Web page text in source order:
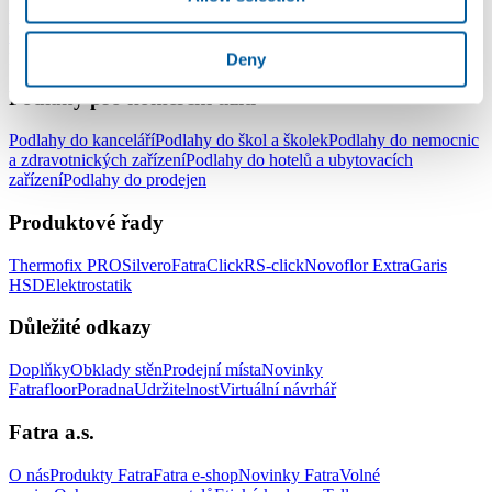
Deny
Podlahy do celé domácnosti
Podlahy
do ložnicePodlahy do kuchyněPodlahy do koupelnyPodlahy do
Podlahy do dětského pokoje
Podlahy pro komerční užití
Podlahy do kanceláříPodlahy do škol a školekPodlahy do nemocnic
a zdravotnických zařízeníPodlahy do hotelů a ubytovacích
zařízeníPodlahy do prodejen
Produktové řady
Thermofix PROSilveroFatraClickRS-clickNovoflor ExtraGaris
HSDElektrostatik
Důležité odkazy
DoplňkyObklady stěnProdejní místaNovinky
FatrafloorPoradnaUdržitelnostVirtuální návrhář
Fatra a.s.
O násProdukty FatraFatra e-shopNovinky FatraVolné